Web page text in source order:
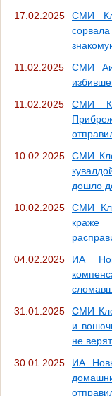
17.02.2025
СМИ
11.02.2025
СМИ
11.02.2025
СМИ
10.02.2025
СМИ
дошло
10.02.2025
СМИ
краже
04.02.2025
ИА
31.01.2025
СМИ
и
не
30.01.2025
ИА